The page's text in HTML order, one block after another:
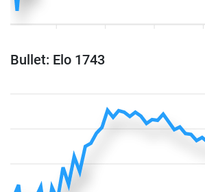
Bullet: Elo 1743